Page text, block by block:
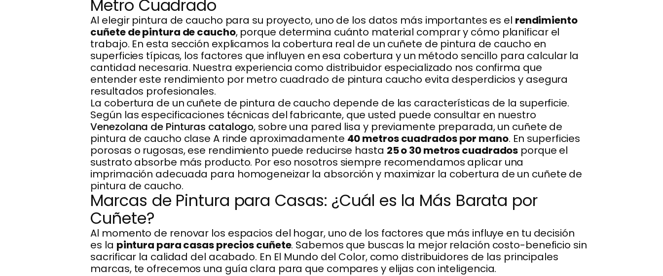
Metro Cuadrado
Al elegir pintura de caucho para su proyecto, uno de los datos más importantes es el rendimiento
cuñete de pintura de caucho, porque determina cuánto material comprar y cómo planificar el
trabajo. En esta sección explicamos la cobertura real de un cuñete de pintura de caucho en
superficies típicas, los factores que influyen en esa cobertura y un método sencillo para calcular la
cantidad necesaria. Nuestra experiencia como distribuidor especializado nos confirma que
entender este rendimiento por metro cuadrado de pintura caucho evita desperdicios y asegura
resultados profesionales.
La cobertura de un cuñete de pintura de caucho depende de las características de la superficie.
Según las especificaciones técnicas del fabricante, que usted puede consultar en nuestro
Venezolana de Pinturas catalogo, sobre una pared lisa y previamente preparada, un cuñete de
pintura de caucho clase A rinde aproximadamente 40 metros cuadrados por mano. En superficies
porosas o rugosas, ese rendimiento puede reducirse hasta 25 o 30 metros cuadrados porque el
sustrato absorbe más producto. Por eso nosotros siempre recomendamos aplicar una
imprimación adecuada para homogeneizar la absorción y maximizar la cobertura de un cuñete de
pintura de caucho.
Marcas de Pintura para Casas: ¿Cuál es la Más Barata por
Cuñete?
Al momento de renovar los espacios del hogar, uno de los factores que más influye en tu decisión
es la pintura para casas precios cuñete. Sabemos que buscas la mejor relación costo-beneficio sin
sacrificar la calidad del acabado. En El Mundo del Color, como distribuidores de las principales
marcas, te ofrecemos una guía clara para que compares y elijas con inteligencia.